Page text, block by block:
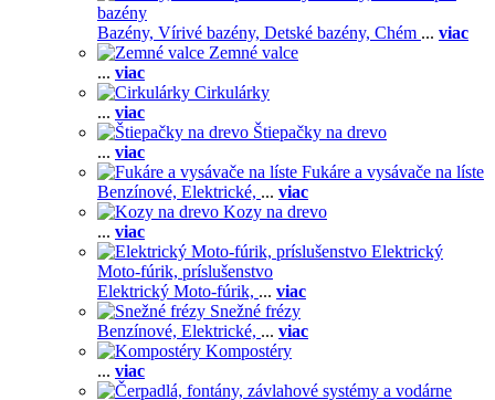
bazény
Bazény, Vírivé bazény, Detské bazény, Chém ... viac
Zemné valce
... viac
Cirkulárky
... viac
Štiepačky na drevo
... viac
Fukáre a vysávače na líste
Benzínové, Elektrické, ... viac
Kozy na drevo
... viac
Elektrický
Moto-fúrik, príslušenstvo
Elektrický Moto-fúrik, ... viac
Snežné frézy
Benzínové, Elektrické, ... viac
Kompostéry
... viac